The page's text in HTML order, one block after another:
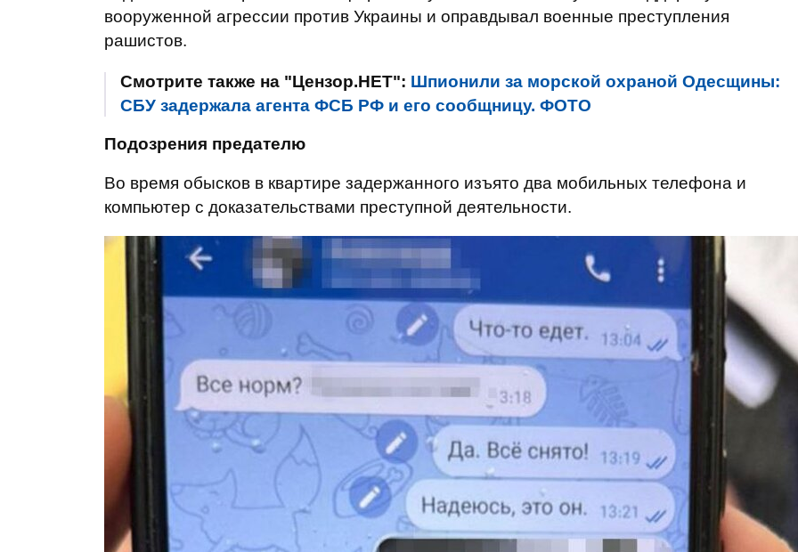
вооруженной агрессии против Украины и оправдывал военные преступления
рашистов.
Смотрите также на "Цензор.НЕТ": Шпионили за морской охраной Одесщины:
СБУ задержала агента ФСБ РФ и его сообщницу. ФОТО
Подозрения предателю
Во время обысков в квартире задержанного изъято два мобильных телефона и
компьютер с доказательствами преступной деятельности.